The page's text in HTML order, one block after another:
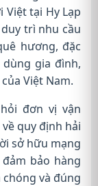
tại Hy Lạp
trì nhu cầu
hương, đặc
gia đình,
Việt Nam.
đơn vị vận
quy định hải
sở hữu mạng
bảo hàng
và đúng